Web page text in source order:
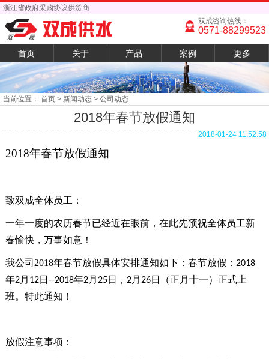
浙江省政府采购协议供货商
双成咨询热线：
0571-88299523
首页 关于 产品 案例 更多
当前位置： 首页 > 新闻动态 > 公司动态
2018年春节放假通知
2018-01-24 11:52:58
2018年春节放假通知
致双成全体员工：
一年一度的农历春节已经近在眼前，在此先预祝全体员工新
春愉快，万事如意！
我公司 2018年春节放假具体安排通知如下：春节放假： 2018
年2月 12日 --2018年2月 25日， 2月 26日（正月十一）正式上
班。特此通知！
放假注意事项：